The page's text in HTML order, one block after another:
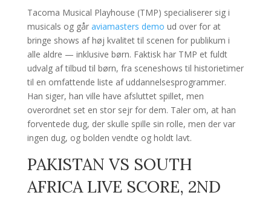
Tacoma Musical Playhouse (TMP) specialiserer sig i
musicals og går aviamasters demo ud over for at
bringe shows af høj kvalitet til scenen for publikum i
alle aldre — inklusive børn. Faktisk har TMP et fuldt
udvalg af tilbud til børn, fra sceneshows til historietimer
til en omfattende liste af uddannelsesprogrammer.
Han siger, han ville have afsluttet spillet, men
overordnet set en stor sejr for dem. Taler om, at han
forventede dug, der skulle spille sin rolle, men der var
ingen dug, og bolden vendte og holdt lavt.
PAKISTAN VS SOUTH
AFRICA LIVE SCORE, 2ND